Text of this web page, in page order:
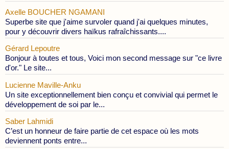
Axelle BOUCHER NGAMANI
Superbe site que j'aime survoler quand j'ai quelques minutes,
pour y découvrir divers haïkus rafraîchissants....
Gérard Lepoutre
Bonjour à toutes et tous, Voici mon second message sur "ce livre
d'or." Le site...
Lucienne Maville-Anku
Un site exceptionnellement bien conçu et convivial qui permet le
développement de soi par le...
Saber Lahmidi
C’est un honneur de faire partie de cet espace où les mots
deviennent ponts entre...